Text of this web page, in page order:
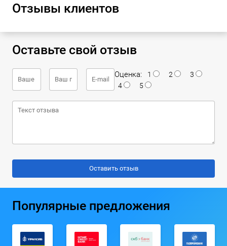
Отзывы клиентов
Оставьте свой отзыв
Оценка: 1 2
3
4
5
Популярные предложения